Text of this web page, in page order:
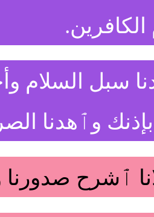
الكافرين.
سبل السلام
بإذنك وٱهدنا
ٱشرح